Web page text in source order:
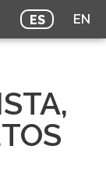
ES EN